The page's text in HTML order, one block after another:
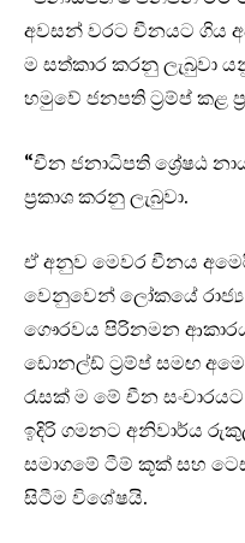
අවසන් වරට චීනයට ගිය
ම සත්කාර කරනු ලැබුවා
හමුවේ ජනපති ට්‍රම්ප් කළ
“චීන ජනාධිපති ශ්‍රේෂඨ
ප්‍රකාශ කරනු ලැබුවා.
ඒ අනුව මෙවර චීනය
වෙනුවෙන් ලෝකයේ
ගෞරවය පිරිනමන
ඩොනල්ඩ් ට්‍රම්ප් සමඟ
රැසක් ම මේ චීන
ඉදිරි ගමනට අනිවාර්ය
සමාගමේ ටීම් කූක් සහ
සිටීම විශේෂයි.